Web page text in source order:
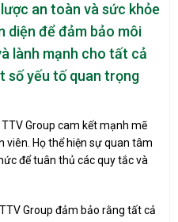
an toàn và sức khỏe
diện để đảm bảo môi
lành mạnh cho tất cả
số yếu tố quan trọng
Group cam kết mạnh mẽ
viên. Họ thể hiện sự quan tâm
để tuân thủ các quy tắc và
Group đảm bảo rằng tất cả